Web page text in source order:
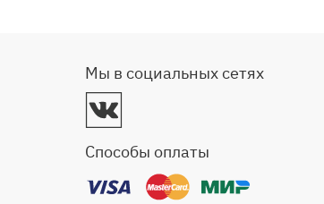
Мы в социальных сетях
Способы оплаты